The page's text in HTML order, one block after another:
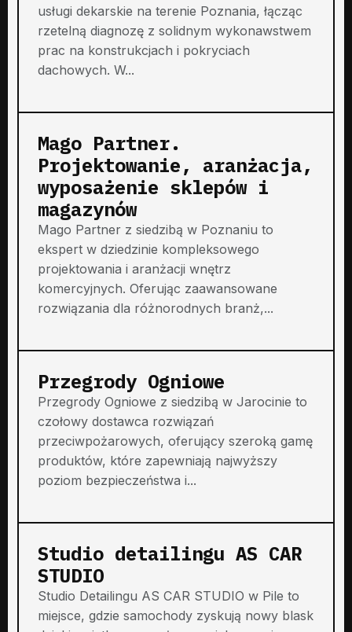
usługi dekarskie na terenie Poznania, łącząc
rzetelną diagnozę z solidnym wykonawstwem
prac na konstrukcjach i pokryciach
dachowych. W...
Mago Partner.
Projektowanie, aranżacja,
wyposażenie sklepów i
magazynów
Mago Partner z siedzibą w Poznaniu to
ekspert w dziedzinie kompleksowego
projektowania i aranżacji wnętrz
komercyjnych. Oferując zaawansowane
rozwiązania dla różnorodnych branż,...
Przegrody Ogniowe
Przegrody Ogniowe z siedzibą w Jarocinie to
czołowy dostawca rozwiązań
przeciwpożarowych, oferujący szeroką gamę
produktów, które zapewniają najwyższy
poziom bezpieczeństwa i...
Studio detailingu AS CAR
STUDIO
Studio Detailingu AS CAR STUDIO w Pile to
miejsce, gdzie samochody zyskują nowy blask